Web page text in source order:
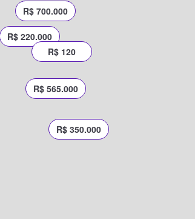
R$ 565.000
R$ 350.000
R$ 220.000
R$ 700.000
R$ 120